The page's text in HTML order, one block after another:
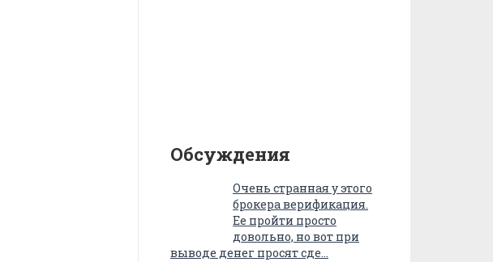
Обсуждения
Очень странная у этого
брокера верификация.
Ее пройти просто
довольно, но вот при
выводе денег просят сде…